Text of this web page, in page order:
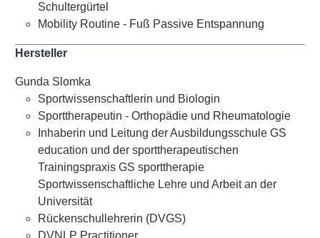
Schultergürtel
Mobility Routine - Fuß Passive Entspannung
Hersteller
Gunda Slomka
Sportwissenschaftlerin und Biologin
Sporttherapeutin - Orthopädie und Rheumatologie
Inhaberin und Leitung der Ausbildungsschule GS
education und der sporttherapeutischen
Trainingspraxis GS sporttherapie
Sportwissenschaftliche Lehre und Arbeit an der
Universität
Rückenschullehrerin (DVGS)
DVNLP Practitioner